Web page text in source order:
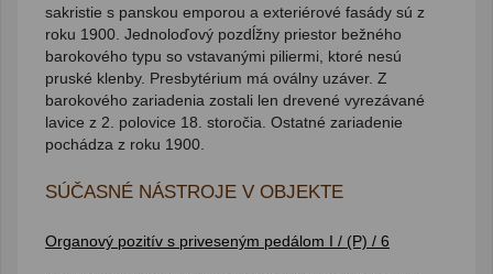
sakristie s panskou emporou a exteriérové fasády sú z
roku 1900. Jednoloďový pozdĺžny priestor bežného
barokového typu so vstavanými piliermi, ktoré nesú
pruské klenby. Presbytérium má oválny uzáver. Z
barokového zariadenia zostali len drevené vyrezávané
lavice z 2. polovice 18. storočia. Ostatné zariadenie
pochádza z roku 1900.
SÚČASNÉ NÁSTROJE V OBJEKTE
Organový pozitív s priveseným pedálom I / (P) / 6